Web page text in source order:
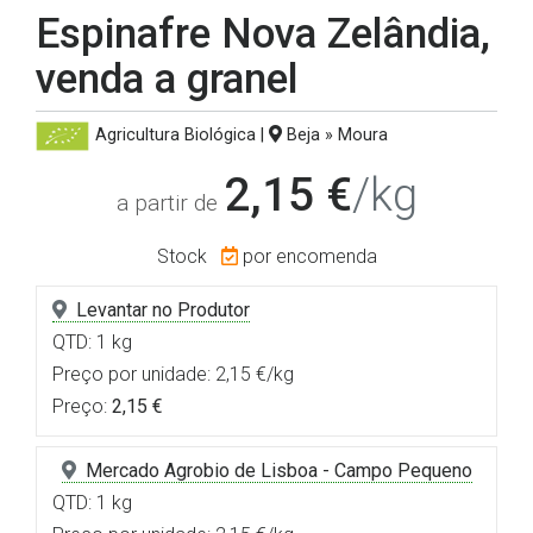
Espinafre Nova Zelândia,
venda a granel
Agricultura Biológica| Beja » Moura
a partir de 2,15 €/kg
Stock por encomenda
Levantar no Produtor
QTD: 1 kg
Preço por unidade: 2,15 €/kg
Preço: 2,15 €
Mercado Agrobio de Lisboa - Campo Pequeno
QTD: 1 kg